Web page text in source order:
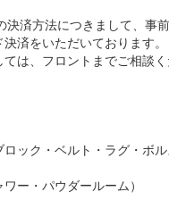
決済方法につきまして、事
済をいただいております。
は、フロントまでご相談
ロック・ベルト・ラグ・ボ
ー・パウダールーム）